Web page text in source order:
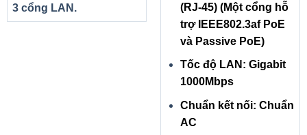
3 cổng LAN.
(RJ-45) (Một cổng hỗ
trợ IEEE802.3af PoE
và Passive PoE)
Tốc độ LAN: Gigabit
1000Mbps
Chuẩn kết nối: Chuẩn
AC